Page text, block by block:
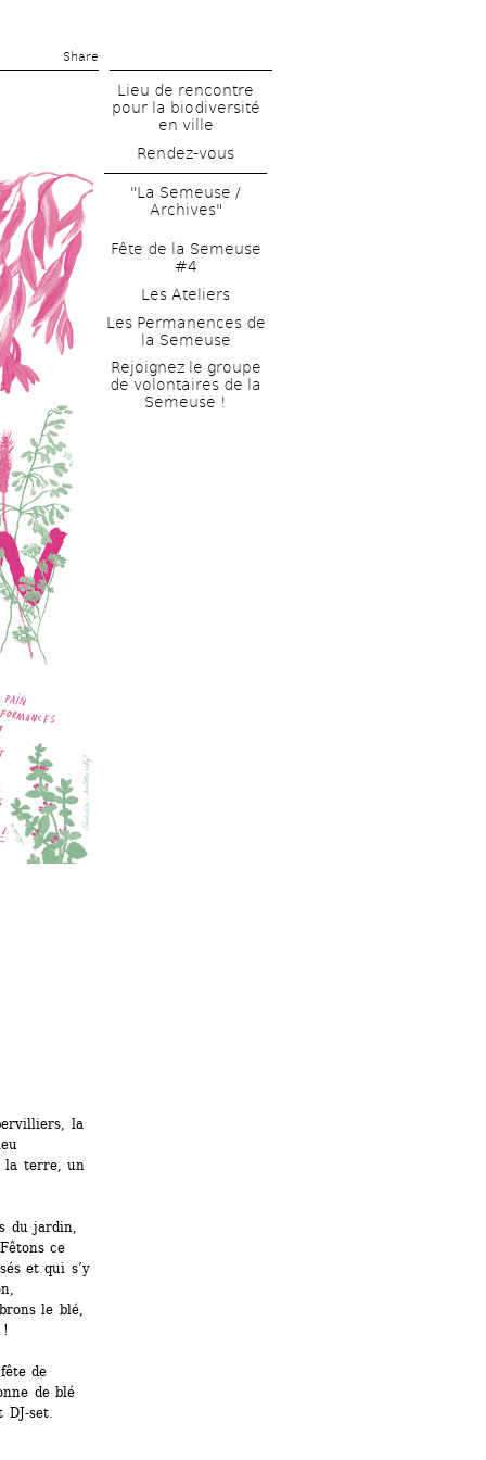
Share
la
la terre, un
du jardin,
ce
et qui s’y
le blé,
!
de
de blé
set.
Lieu de rencontre
pour la biodiversité
en ville
Rendez-vous
"La Semeuse /
Archives"
Fête de la Semeuse
#4
Les Ateliers
Les Permanences de
la Semeuse
Rejoignez le groupe
de volontaires de la
Semeuse !